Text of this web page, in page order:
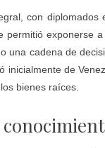
con
permitió exponerse
una cadena de
inicialmente de
bienes raíces.